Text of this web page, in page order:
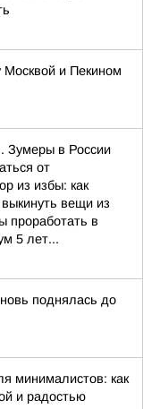
Москвой и Пекином
Зумеры в России
от
из избы: как
вещи из
проработать в
5 лет...
поднялась до
минималистов: как
и радостью